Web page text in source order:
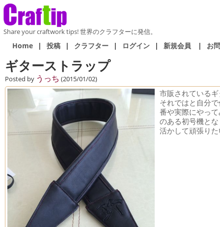
Share your craftwork tips! 世界のクラフターに発信。
Home | 投稿 | クラフター | ログイン | 新規会員 | お
ギターストラップ
Posted by うっち (2015/01/02)
市販されている
それではと自分
番や実際にやっ
のある初号機と
活かして頑張り